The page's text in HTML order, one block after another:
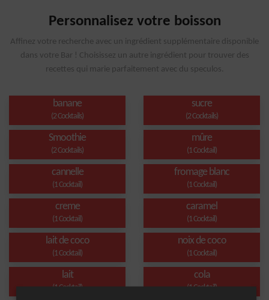
Personnalisez votre boisson
Affinez votre recherche avec un ingrédient supplémentaire disponible
dans votre Bar ! Choisissez un autre ingrédient pour trouver des
recettes qui marie parfaitement avec du speculos.
banane
(2 Cocktails)
sucre
(2 Cocktails)
Smoothie
(2 Cocktails)
mûre
(1 Cocktail)
cannelle
(1 Cocktail)
fromage blanc
(1 Cocktail)
creme
(1 Cocktail)
caramel
(1 Cocktail)
lait de coco
(1 Cocktail)
noix de coco
(1 Cocktail)
lait
(1 Cocktail)
cola
(1 Cocktail)